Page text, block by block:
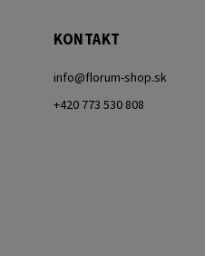
KONTAKT
info@florum-shop.sk
+420 773 530 808